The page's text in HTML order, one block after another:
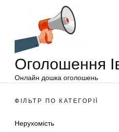
Оголошення
Онлайн дошка оголошень
ФІЛЬТР ПО КАТЕГОРІЇ
Нерухомість